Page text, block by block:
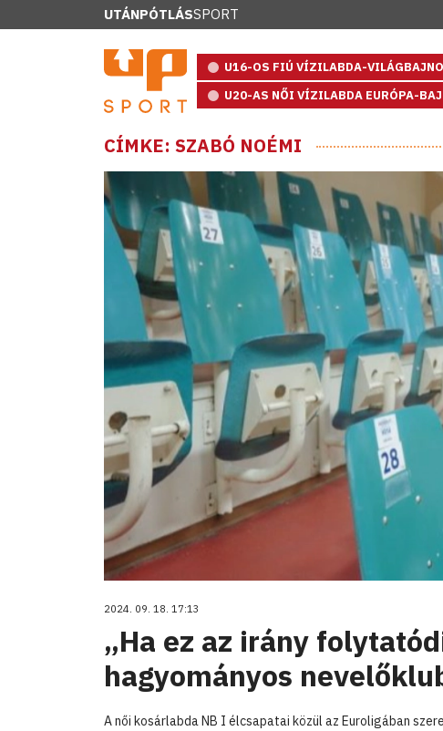
UTÁNPÓTLÁSSPORT
U16-OS FIÚ VÍZILABDA-
U20-AS NŐI VÍZILABDA EURÓPA-
CÍMKE: SZABÓ NOÉMI
2024. 09. 18. 17:13
„Ha ez az irány
hagyományos
A női kosárlabda NB I élcsapatai közül az Euroligában